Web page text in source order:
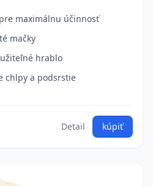
maximálnu účinnosť
mačky
hrablo
chlpy a podsrstie
Detail kúpiť